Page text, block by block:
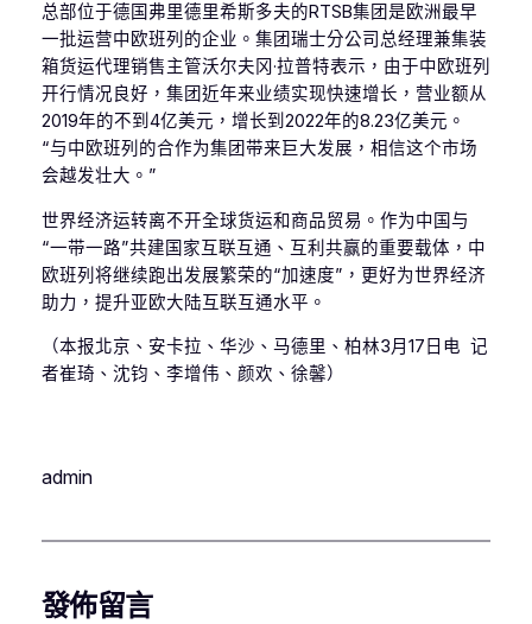
总部位于德国弗里德里希斯多夫的RTSB集团是欧洲最早
一批运营中欧班列的企业。集团瑞士分公司总经理兼集装
箱货运代理销售主管沃尔夫冈·拉普特表示，由于中欧班列
开行情况良好，集团近年来业绩实现快速增长，营业额从
2019年的不到4亿美元，增长到2022年的8.23亿美元。
“与中欧班列的合作为集团带来巨大发展，相信这个市场
会越发壮大。”
世界经济运转离不开全球货运和商品贸易。作为中国与
“一带一路”共建国家互联互通、互利共赢的重要载体，中
欧班列将继续跑出发展繁荣的“加速度”，更好为世界经济
助力，提升亚欧大陆互联互通水平。
（本报北京、安卡拉、华沙、马德里、柏林3月17日电 记
者崔琦、沈钧、李增伟、颜欢、徐馨）
admin
發佈留言